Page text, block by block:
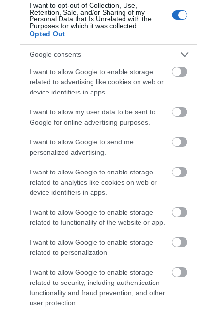
I want to opt-out of Collection, Use,
Retention, Sale, and/or Sharing of my
Personal Data that Is Unrelated with the
Purposes for which it was collected.
Opted Out
Google consents
I want to allow Google to enable storage
related to advertising like cookies on web or
device identifiers in apps.
I want to allow my user data to be sent to
Google for online advertising purposes.
I want to allow Google to send me
personalized advertising.
I want to allow Google to enable storage
related to analytics like cookies on web or
device identifiers in apps.
I want to allow Google to enable storage
related to functionality of the website or app.
I want to allow Google to enable storage
related to personalization.
I want to allow Google to enable storage
related to security, including authentication
functionality and fraud prevention, and other
user protection.
ηλεκτρονικά στις ηλεκτρονικές Διευθύνσεις:
mail@dipe.arg.sch.gr
αφορούν σχολικές μονάδες της Δ.Π.Ε.
Αργολίδας),
mail@dipe.ark.sch.gr(για τις αιτήσεις που
αφορούν σχολικές μονάδες της Δ.Π.Ε.
Αρκαδίας),
αφορούν σχολικές μονάδες της Δ.Π.Ε.
καιmail@dipe.lak.sch.gr(για τις αιτήσεις που
αφορούν σχολικές μονάδες της Δ.Π.Ε.
Λακωνίας)
Οι εκπαιδευτικοί πρέπει να στείλουν την αίτηση
τους με συνημμένα όλα τα δικαιολογητικά που
περιγράφονται αναλυτικά στην τοπική πρόσκληση
στο τέλος του άρθρου του proson,από τη Δευτέρα
27 Ιανουαρίου 2025 έως και την Παρασκευή 31
Ιανουαρίου 2025 και ώρα 23:59